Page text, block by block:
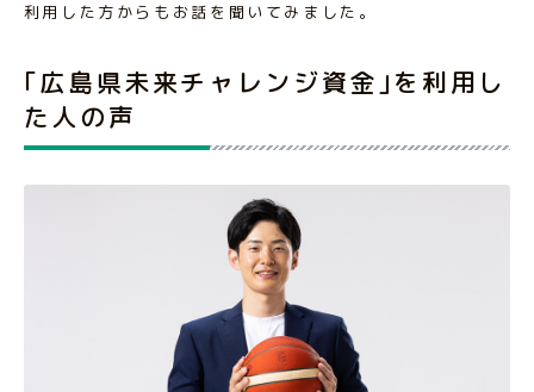
利用した方からもお話を聞いてみました。
｢広島県未来チャレンジ資金｣を利用し
た人の声